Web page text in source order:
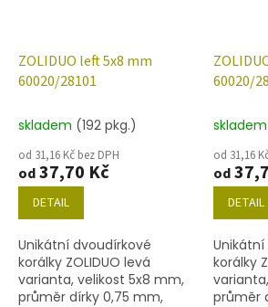
ZOLIDUO left 5x8 mm
60020/28101
skladem (192 pkg.)
od 31,16 Kč bez DPH
od37,70 Kč
DETAIL
Unikátní dvoudírkové
korálky ZOLIDUO levá
varianta, velikost 5x8 mm,
průměr dírky 0,75 mm,
60020/
skladem
od 31,16
od
DETAIL
korálky
průměr